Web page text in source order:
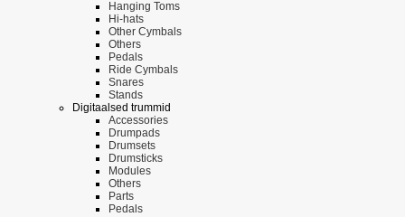
Hanging Toms
Hi-hats
Other Cymbals
Others
Pedals
Ride Cymbals
Snares
Stands
Digitaalsed trummid
Accessories
Drumpads
Drumsets
Drumsticks
Modules
Others
Parts
Pedals